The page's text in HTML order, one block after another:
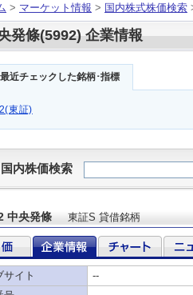
> マーケット情報 > 国内株式株価検索
発條(5992) 企業情報
最近チェックした銘柄･指標
東証)